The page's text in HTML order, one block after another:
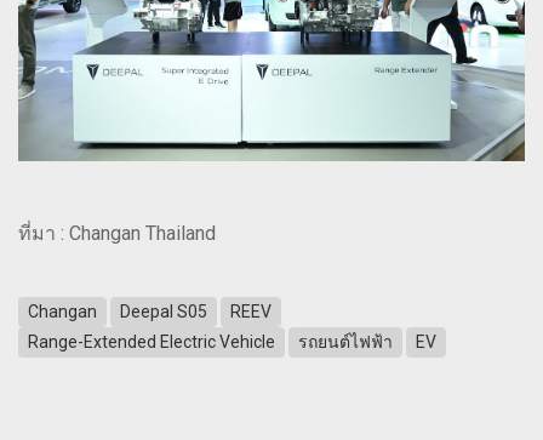
ที่มา : Changan Thailand
Changan Deepal S05
REEV
Range-Extended Electric Vehicle
รถยนต์ไฟฟ้า EV